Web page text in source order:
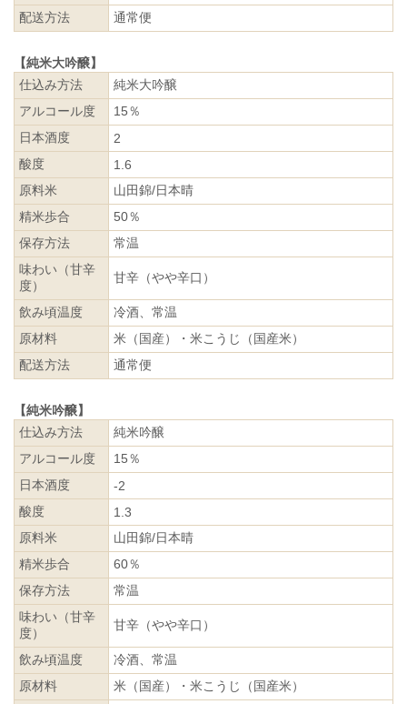
配送方法
通常便
【純米大吟醸】
仕込み方法
純米大吟醸
アルコール度
15％
日本酒度
2
酸度
1.6
原料米
山田錦/日本晴
精米歩合
50％
保存方法
常温
味わい（甘辛
度）
甘辛（やや辛口）
飲み頃温度
冷酒、常温
原材料
米（国産）・米こうじ（国産米）
配送方法
通常便
【純米吟醸】
仕込み方法
純米吟醸
アルコール度
15％
日本酒度
-2
酸度
1.3
原料米
山田錦/日本晴
精米歩合
60％
保存方法
常温
味わい（甘辛
度）
甘辛（やや辛口）
飲み頃温度
冷酒、常温
原材料
米（国産）・米こうじ（国産米）